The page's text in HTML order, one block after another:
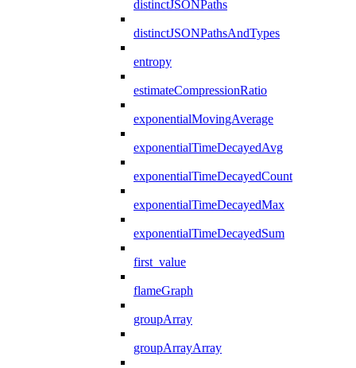
distinctJSONPaths
distinctJSONPathsAndTypes
entropy
estimateCompressionRatio
exponentialMovingAverage
exponentialTimeDecayedAvg
exponentialTimeDecayedCount
exponentialTimeDecayedMax
exponentialTimeDecayedSum
first_value
flameGraph
groupArray
groupArrayArray